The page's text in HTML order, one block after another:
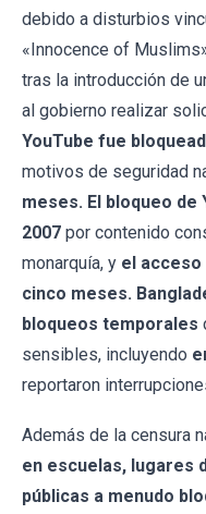
debido a disturbios
«Innocence of
tras la introducción de
al gobierno realizar
YouTube fue
motivos de seguridad
meses. El bloqueo de
2007 por contenido
monarquía, y el
cinco meses.
bloqueos temporales
sensibles, incluyendo
reportaron
Además de la censura
en escuelas, lugares
públicas a menudo